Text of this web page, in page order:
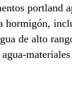
de alto